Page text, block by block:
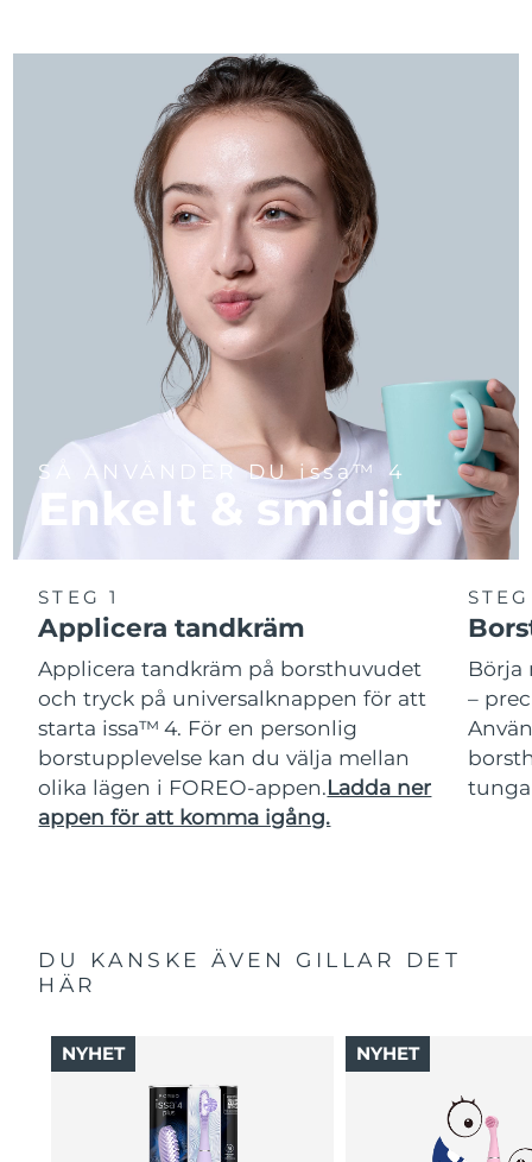
SÅ ANVÄNDER DU issa™ 4
Enkelt & smidigt
STEG 1
Applicera tandkräm
Applicera tandkräm på borsthuvudet
och tryck på universalknappen för att
starta issa™ 4. För en personlig
borstupplevelse kan du välja mellan
olika lägen i FOREO-appen.Ladda ner
appen för att komma igång.
Börja
–
DU KANSKE ÄVEN GILLAR DET
HÄR
NYHET NYHET